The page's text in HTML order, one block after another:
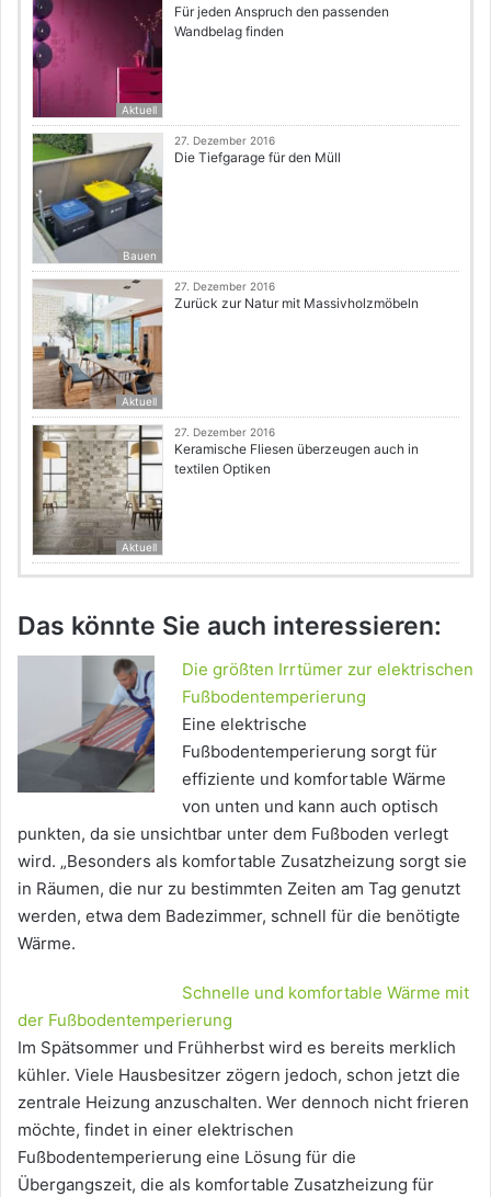
Aktuell
Für jeden Anspruch den passenden
Wandbelag finden
Bauen
27. Dezember 2016
Die Tiefgarage für den Müll
Aktuell
27. Dezember 2016
Zurück zur Natur mit Massivholzmöbeln
Aktuell
27. Dezember 2016
Keramische Fliesen überzeugen auch in
textilen Optiken
Das könnte Sie auch interessieren:
Die größten Irrtümer zur elektrischen
Fußbodentemperierung
Eine elektrische
Fußbodentemperierung sorgt für
effiziente und komfortable Wärme
von unten und kann auch optisch
punkten, da sie unsichtbar unter dem Fußboden verlegt
wird. „Besonders als komfortable Zusatzheizung sorgt sie
in Räumen, die nur zu bestimmten Zeiten am Tag genutzt
werden, etwa dem Badezimmer, schnell für die benötigte
Wärme.
Schnelle und komfortable Wärme mit
der Fußbodentemperierung
Im Spätsommer und Frühherbst wird es bereits merklich
kühler. Viele Hausbesitzer zögern jedoch, schon jetzt die
zentrale Heizung anzuschalten. Wer dennoch nicht frieren
möchte, findet in einer elektrischen
Fußbodentemperierung eine Lösung für die
Übergangszeit, die als komfortable Zusatzheizung für